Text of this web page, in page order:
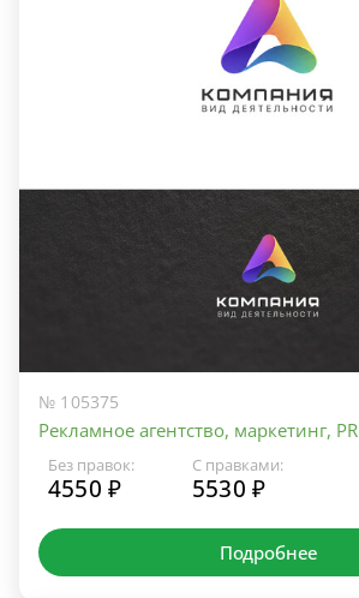
№ 105375
Рекламное агентство, маркетинг, PR
Без правок:
4550 ₽
С правками:
5530 ₽
Подробнее